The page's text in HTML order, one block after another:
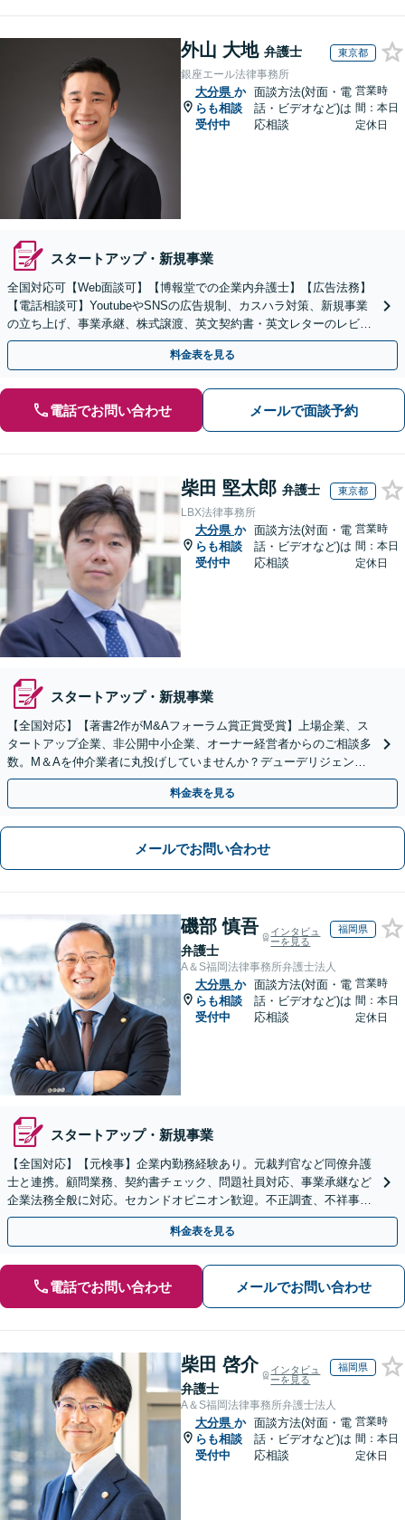
外山 大地 弁護士 東京都
銀座エール法律事務所
大分県 か
らも相談
受付中
面談方法(対面・電
話・ビデオなど)は
応相談
営業時
間：本日
定休日
スタートアップ・新規事業
全国対応可【Web面談可】【博報堂での企業内弁護士】【広告法務】
【電話相談可】YoutubeやSNSの広告規制、カスハラ対策、新規事業
の立ち上げ、事業承継、株式譲渡、英文契約書・英文レターのレビュ
ー・ドラフトなどに対応。
料金表を見る
電話でお問い合わせ メールで面談予約
柴田 堅太郎 弁護士 東京都
LBX法律事務所
大分県 か
らも相談
受付中
面談方法(対面・電
話・ビデオなど)は
応相談
営業時
間：本日
定休日
スタートアップ・新規事業
【全国対応】【著書2作がM&Aフォーラム賞正賞受賞】上場企業、ス
タートアップ企業、非公開中小企業、オーナー経営者からのご相談多
数。M＆Aを仲介業者に丸投げしていませんか？デューデリジェンス
や契約書作成・交渉はお任せください【初回無料】
料金表を見る
メールでお問い合わせ
磯部 慎吾
弁護士
インタビュ
ーを見る
福岡県
A＆S福岡法律事務所弁護士法人
大分県 か
らも相談
受付中
面談方法(対面・電
話・ビデオなど)は
応相談
営業時
間：本日
定休日
スタートアップ・新規事業
【全国対応】【元検事】企業内勤務経験あり。元裁判官など同僚弁護
士と連携。顧問業務、契約書チェック、問題社員対応、事業承継など
企業法務全般に対応。セカンドオピニオン歓迎。不正調査、不祥事や
ハラスメントの対応・予防にも実績。事業を守り成長支援。
料金表を見る
電話でお問い合わせ メールでお問い合わせ
柴田 啓介
弁護士
インタビュ
ーを見る
福岡県
A＆S福岡法律事務所弁護士法人
大分県 か
らも相談
受付中
面談方法(対面・電
話・ビデオなど)は
応相談
営業時
間：本日
定休日